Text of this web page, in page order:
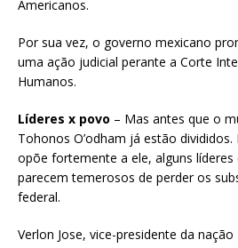
Americanos.
Por sua vez, o governo mexicano
uma ação judicial perante a Corte
Humanos.
Líderes x povo – Mas antes que o
Tohonos O’odham já estão
opõe fortemente a ele, alguns
parecem temerosos de perder os
federal.
Verlon Jose, vice-presidente da